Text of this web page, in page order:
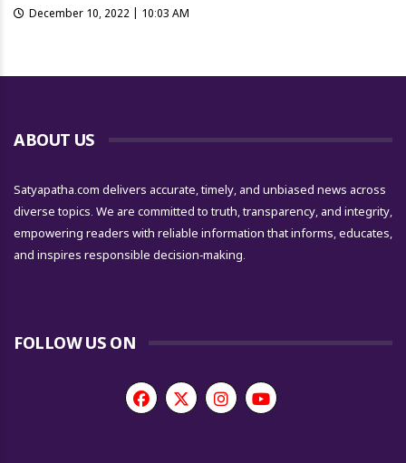
December 10, 2022 | 10:03 AM
ABOUT US
Satyapatha.com delivers accurate, timely, and unbiased news across
diverse topics. We are committed to truth, transparency, and integrity,
empowering readers with reliable information that informs, educates,
and inspires responsible decision-making.
FOLLOW US ON